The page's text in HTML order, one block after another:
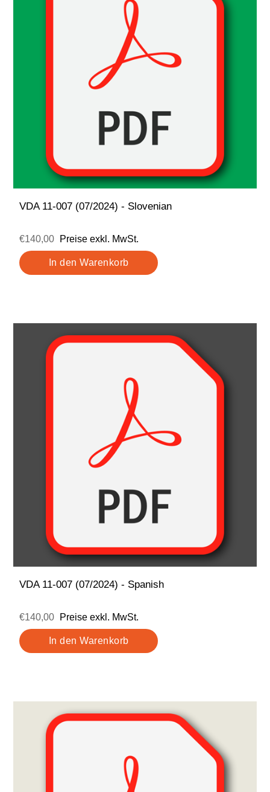
VDA 11-007 (07/2024) - Slovenian
€140,00 Preise exkl. MwSt.
VDA 11-007 (07/2024) - Spanish
€140,00 Preise exkl. MwSt.